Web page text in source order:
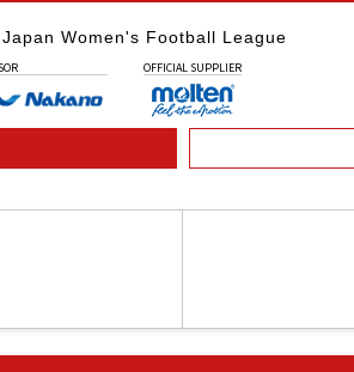
Japan Women's Football League
OFFICIAL SUPPLIER